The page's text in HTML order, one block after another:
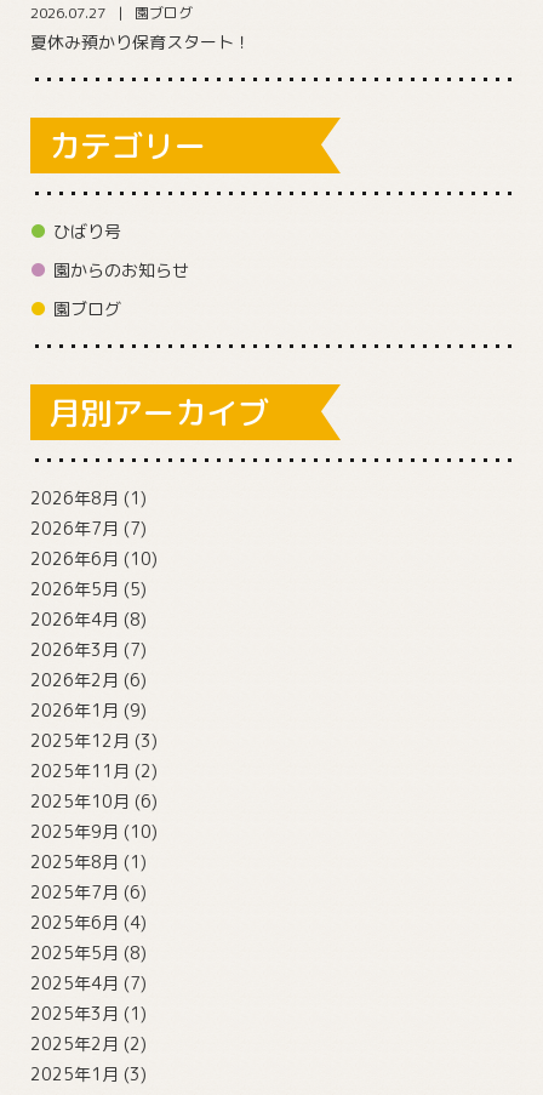
2026.07.27 園ブログ
夏休み預かり保育スタート！
カテゴリー
ひばり号
園からのお知らせ
園ブログ
月別アーカイブ
2026年8月 (1)
2026年7月 (7)
2026年6月 (10)
2026年5月 (5)
2026年4月 (8)
2026年3月 (7)
2026年2月 (6)
2026年1月 (9)
2025年12月 (3)
2025年11月 (2)
2025年10月 (6)
2025年9月 (10)
2025年8月 (1)
2025年7月 (6)
2025年6月 (4)
2025年5月 (8)
2025年4月 (7)
2025年3月 (1)
2025年2月 (2)
2025年1月 (3)